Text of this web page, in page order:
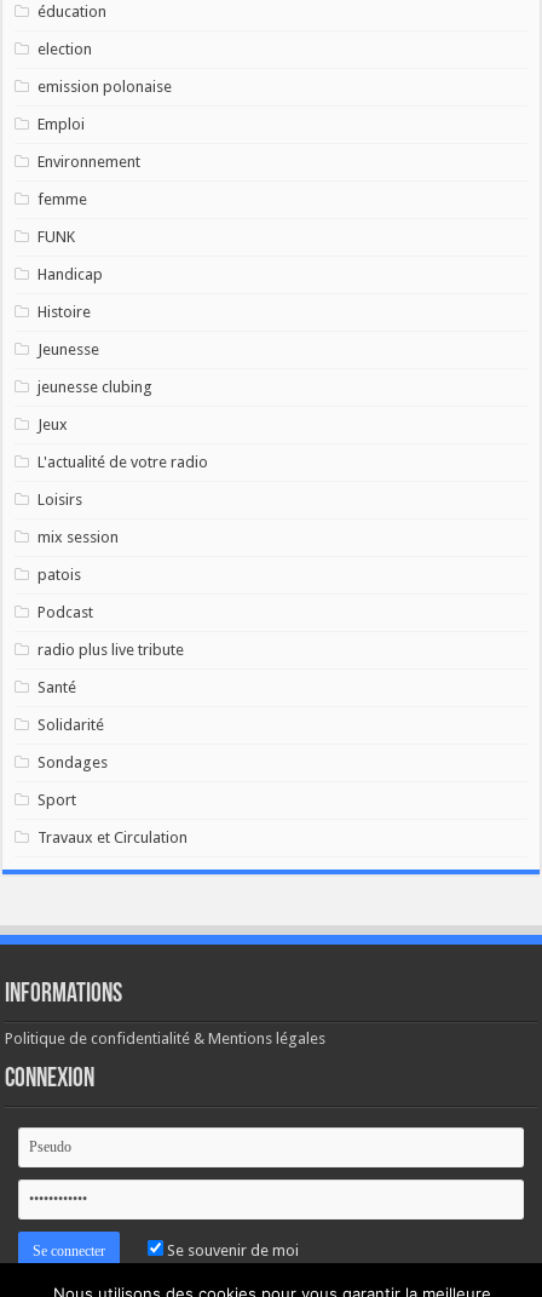
éducation
election
emission polonaise
Emploi
Environnement
femme
FUNK
Handicap
Histoire
Jeunesse
jeunesse clubing
Jeux
L'actualité de votre radio
Loisirs
mix session
patois
Podcast
radio plus live tribute
Santé
Solidarité
Sondages
Sport
Travaux et Circulation
Informations
Politique de confidentialité & Mentions légales
Connexion
Se souvenir de moi